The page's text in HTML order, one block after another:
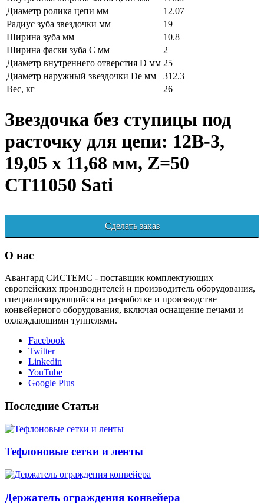
Диаметр ролика цепи мм
12.07
Радиус зуба звездочки мм
19
Ширина зуба мм
10.8
Ширина фаски зуба C мм
2
Диаметр внутреннего отверстия D мм 25
Диаметр наружный звездочки De мм
312.3
Вес, кг
26
Звездочка без ступицы под
расточку для цепи: 12B-3,
19,05 x 11,68 мм, Z=50
CT11050 Sati
Сделать заказ
О нас
Авангард СИСТЕМС - поставщик комплектующих
европейских производителей и производитель оборудования,
специализирующийся на разработке и производстве
конвейерного оборудования, включая оснащение печами и
охлаждающими туннелями.
Facebook
Twitter
Linkedin
YouTube
Google Plus
Последние Статьи
Тефлоновые сетки и ленты
Держатель ограждения конвейера